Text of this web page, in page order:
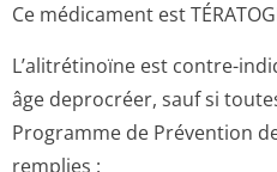
Ce médicament est
L’alitrétinoïne est contre-
âge deprocréer, sauf si
Programme de Prévention
remplies :